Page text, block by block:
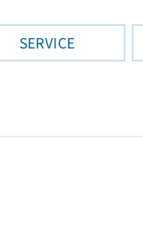
SERVICE